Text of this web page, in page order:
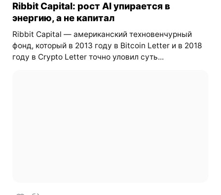
Ribbit Capital: рост AI упирается в
энергию, а не капитал
Ribbit Capital — американский техновенчурный
фонд, который в 2013 году в Bitcoin Letter и в 2018
году в Crypto Letter точно уловил суть...